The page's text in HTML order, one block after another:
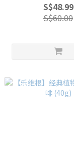
S$48.99
S$60.00